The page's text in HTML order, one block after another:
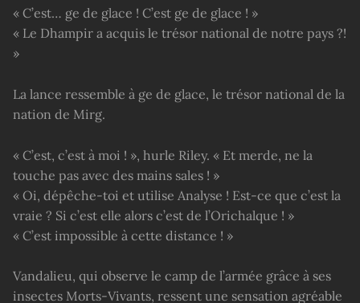
« C’est… ge de glace ! C’est ge de glace ! »
« Le Dhampir a acquis le trésor national de notre pays ?!
»
La lance ressemble à ge de glace, le trésor national de la
nation de Mirg.
« C’est, c’est à moi ! », hurle Riley. « Et merde, ne la
touche pas avec des mains sales ! »
« Oi, dépêche-toi et utilise Analyse ! Est-ce que c’est la
vraie ? Si c’est elle alors c’est de l’Orichalque ! »
« C’est impossible à cette distance ! »
Vandalieu, qui observe le camp de l’armée grâce à ses
insectes Morts-Vivants, ressent une sensation agréable